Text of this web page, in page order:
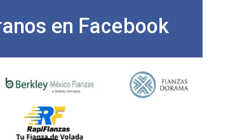
en Facebook